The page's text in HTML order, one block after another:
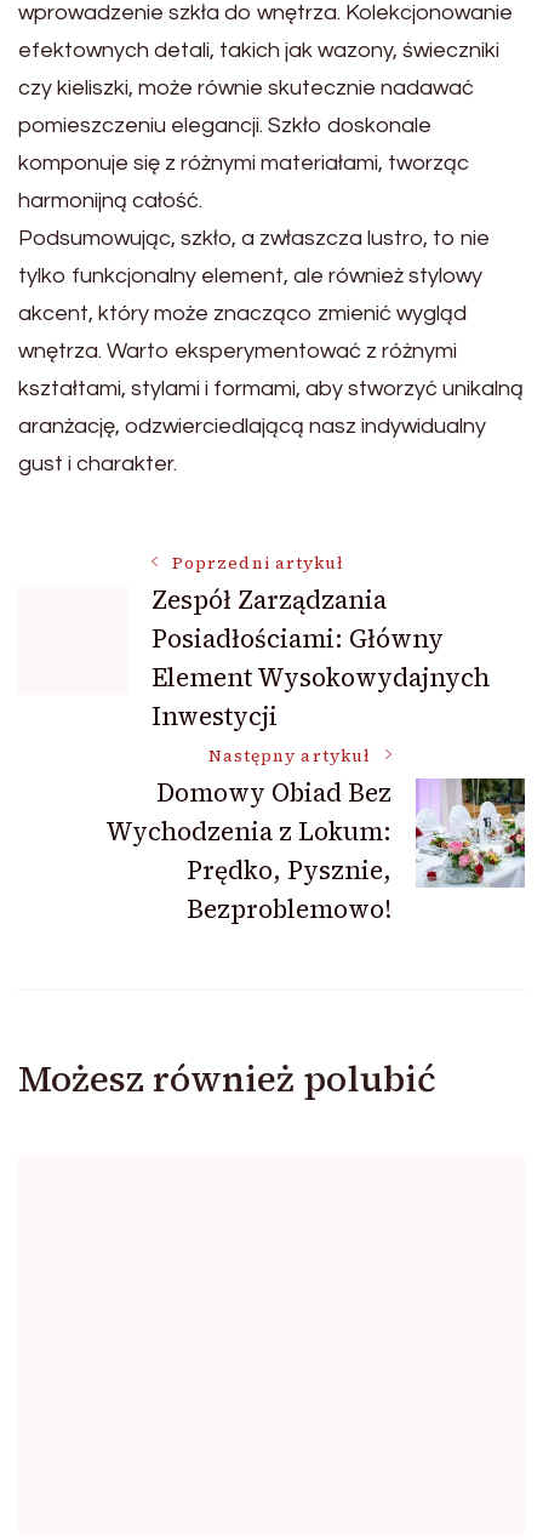
wprowadzenie szkła do wnętrza. Kolekcjonowanie
efektownych detali, takich jak wazony, świeczniki
czy kieliszki, może równie skutecznie nadawać
pomieszczeniu elegancji. Szkło doskonale
komponuje się z różnymi materiałami, tworząc
harmonijną całość.
Podsumowując, szkło, a zwłaszcza lustro, to nie
tylko funkcjonalny element, ale również stylowy
akcent, który może znacząco zmienić wygląd
wnętrza. Warto eksperymentować z różnymi
kształtami, stylami i formami, aby stworzyć unikalną
aranżację, odzwierciedlającą nasz indywidualny
gust i charakter.
Nawigacja
wpisu
Poprzedni artykuł
Zespół Zarządzania
Posiadłościami: Główny
Element Wysokowydajnych
Inwestycji
Następny artykuł
Domowy Obiad Bez
Wychodzenia z Lokum:
Prędko, Pysznie,
Bezproblemowo!
Możesz również polubić